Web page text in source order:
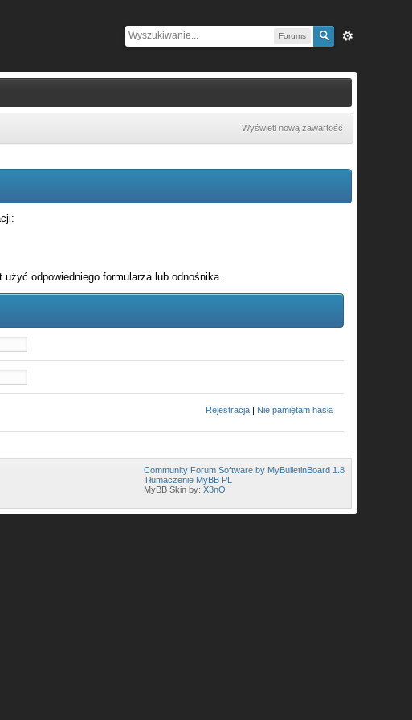
Forums
Wyświetl nową zawartość
odpowiedniego formularza lub odnośnika.
Rejestracja | Nie pamiętam hasła
Community Forum Software by MyBulletinBoard 1.8
Tłumaczenie MyBB PL
MyBB Skin by:X3nO